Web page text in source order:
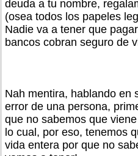
deuda a tu nombre,
(osea todos los papeles
Nadie va a tener que
bancos cobran seguro de
Nah mentira, hablando en
error de una persona,
que no sabemos que
lo cual, por eso, tenemos
vida entera por que no